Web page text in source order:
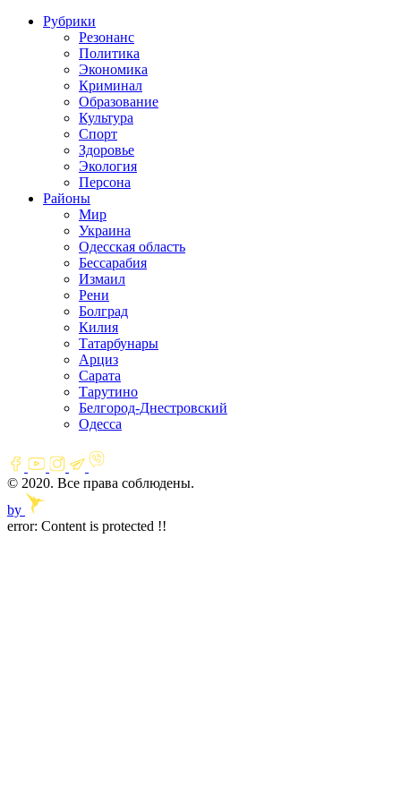
Рубрики
Резонанс
Политика
Экономика
Криминал
Образование
Культура
Спорт
Здоровье
Экология
Персона
Районы
Мир
Украина
Одесская область
Бессарабия
Измаил
Рени
Болград
Килия
Татарбунары
Арциз
Сарата
Тарутино
Белгород-Днестровский
Одесса
© 2020. Все права соблюдены.
by
error: Content is protected !!